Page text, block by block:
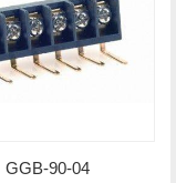
GGB-90-04